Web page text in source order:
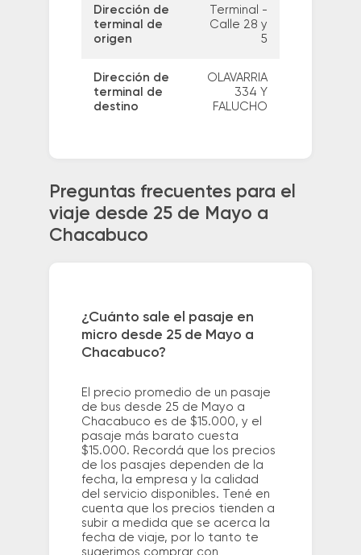
Dirección de
terminal de
origen
Terminal -
Calle 28 y
5
Dirección de
terminal de
destino
OLAVARRIA
334 Y
FALUCHO
Preguntas frecuentes para el
viaje desde 25 de Mayo a
Chacabuco
¿Cuánto sale el pasaje en
micro desde 25 de Mayo a
Chacabuco?
El precio promedio de un pasaje
de bus desde 25 de Mayo a
Chacabuco es de $15.000, y el
pasaje más barato cuesta
$15.000. Recordá que los precios
de los pasajes dependen de la
fecha, la empresa y la calidad
del servicio disponibles. Tené en
cuenta que los precios tienden a
subir a medida que se acerca la
fecha de viaje, por lo tanto te
sugerimos comprar con